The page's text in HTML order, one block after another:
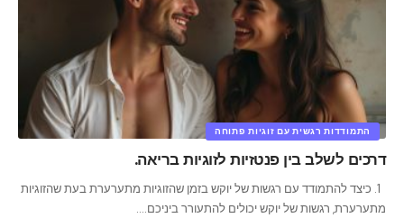
התמודדות רגשית עם זוגיות פתוחה
דרכים לשלב בין פנטזיות לזוגיות בריאה.
1. כיצד להתמודד עם רגשות של יוקש בזמן שהזוגיות מתערערת בעת שהזוגיות
מתערערת, רגשות של יוקש יכולים להתעורר ביניכם.…